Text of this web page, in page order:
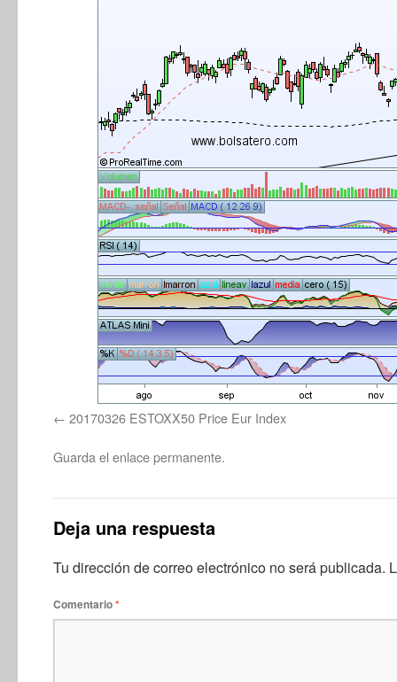
20170326 ESTOXX50 Price Eur Index
Guarda el enlace permanente.
Deja una respuesta
Tu dirección de correo electrónico no será publicada.
Comentario*